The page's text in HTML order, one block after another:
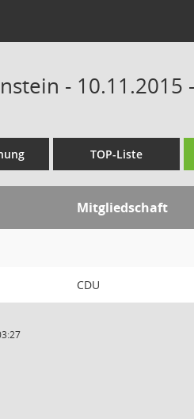
- 10.11.2015
TOP-Liste
Mitgliedschaft
CDU